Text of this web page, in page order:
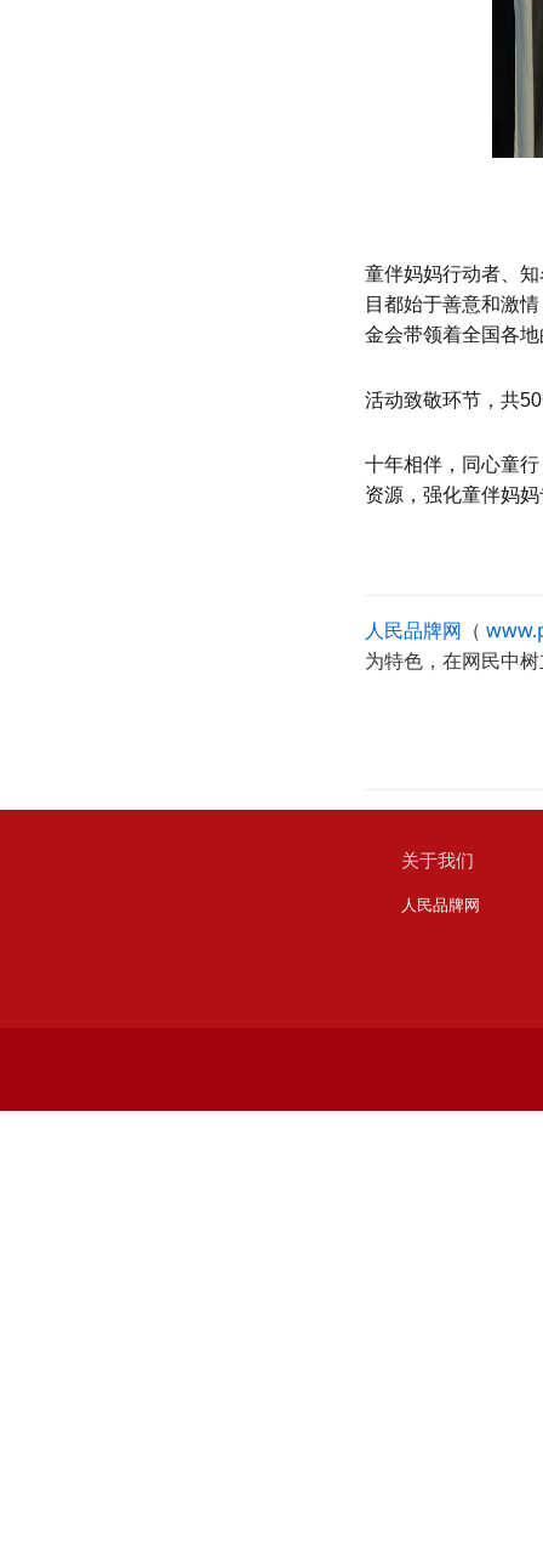
童伴妈妈行动者、
目都始于善意和激
金会带领着全国各
活动致敬环节，共
十年相伴，同心童
资源，强化童伴妈
人民品牌网 （
为特色，在网民中
关于我们
人民品牌网